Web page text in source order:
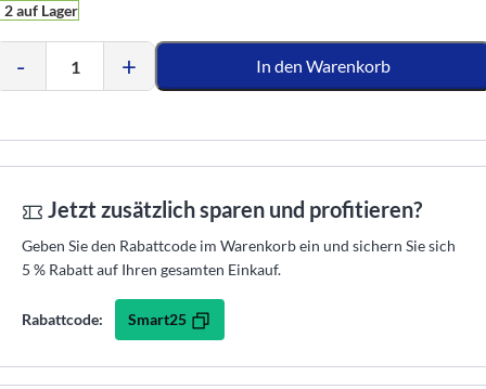
2 auf Lager
- + In den Warenkorb
Jetzt zusätzlich sparen und profitieren?
Geben Sie den Rabattcode im Warenkorb ein und sichern Sie sich
5 % Rabatt auf Ihren gesamten Einkauf.
Rabattcode: Smart25